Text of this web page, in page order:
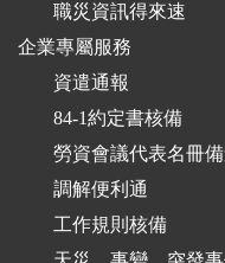
職災資訊得來速
企業專屬服務
資遣通報
84-1約定書核備
勞資會議代表名冊
調解便利通
工作規則核備